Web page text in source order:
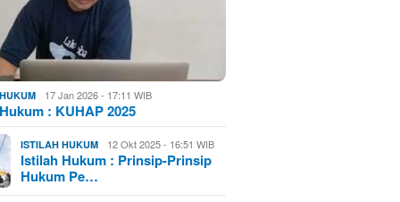
17 Jan 2026 - 17:11 WIB
: KUHAP 2025
ISTILAH HUKUM 12 Okt 2025 - 16:51 WIB
Istilah Hukum : Prinsip-Prinsip
Hukum Pe…